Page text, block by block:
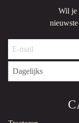
Wil je